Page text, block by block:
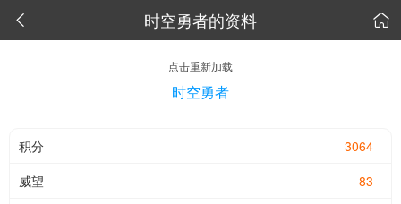
 时空勇者的资料 
点击重新加载
时空勇者
3064
积分
83
威望